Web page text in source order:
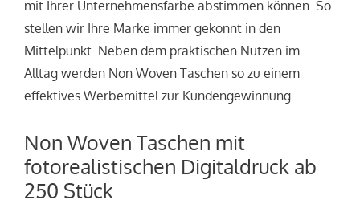
mit Ihrer Unternehmensfarbe abstimmen können. So
stellen wir Ihre Marke immer gekonnt in den
Mittelpunkt. Neben dem praktischen Nutzen im
Alltag werden Non Woven Taschen so zu einem
effektives Werbemittel zur Kundengewinnung.
Non Woven Taschen mit
fotorealistischen Digitaldruck ab
250 Stück